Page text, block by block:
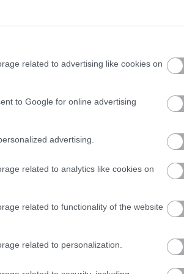
related to advertising like cookies on
to Google for online advertising
advertising.
related to analytics like cookies on
related to functionality of the website
related to personalization.
08 Οκτωβρίου 2024, 10:00
με πρωτόνια
χάσμα περίθαλψης
Τα πλεονεκτήματα των
μονάδας στην Ελλάδα.
03 Οκτωβρίου 2024, 15:16
στερεοτακτικής